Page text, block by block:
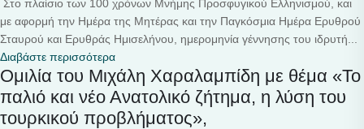
Στο πλαίσιο των 100 χρόνων Μνήμης Προσφυγικού Ελληνισμού, και
με αφορμή την Ημέρα της Μητέρας και την Παγκόσμια Ημέρα Ερυθρού
Σταυρού και Ερυθράς Ημισελήνου, ημερομηνία γέννησης του ιδρυτή...
Διαβάστε περισσότερα
Ομιλία του Μιχάλη Χαραλαμπίδη με θέμα «Το
παλιό και νέο Ανατολικό ζήτημα, η λύση του
τουρκικού προβλήματος»,